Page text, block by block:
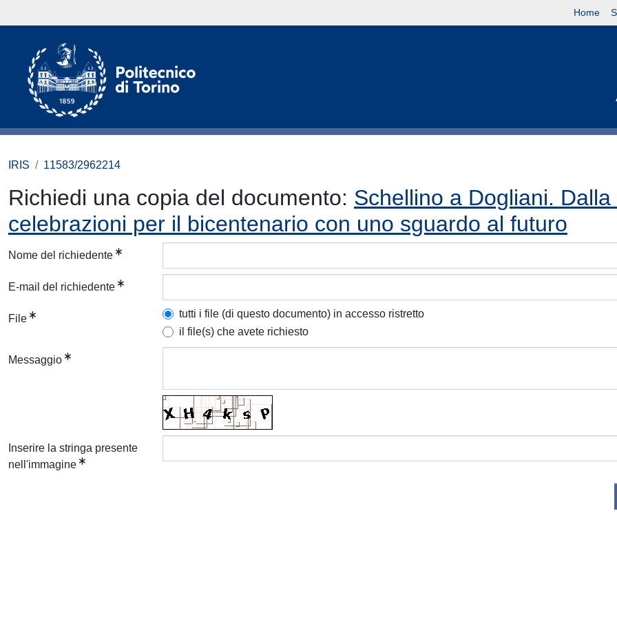
Home
IRIS 11583/2962214
Richiedi una copia del documento: Schellino a Dogliani.
celebrazioni per il bicentenario con uno sguardo al futuro
Nome del richiedente
E-mail del richiedente
File
tutti i file (di questo documento) in accesso ristretto
il file(s) che avete richiesto
Messaggio
Inserire la stringa presente
nell'immagine